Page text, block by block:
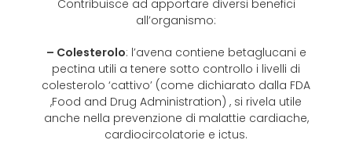
Contribuisce ad apportare diversi benefici
all’organismo:
– Colesterolo: l’avena contiene betaglucani e
pectina utili a tenere sotto controllo i livelli di
colesterolo ‘cattivo’ (come dichiarato dalla FDA
,Food and Drug Administration) , si rivela utile
anche nella prevenzione di malattie cardiache,
cardiocircolatorie e ictus.